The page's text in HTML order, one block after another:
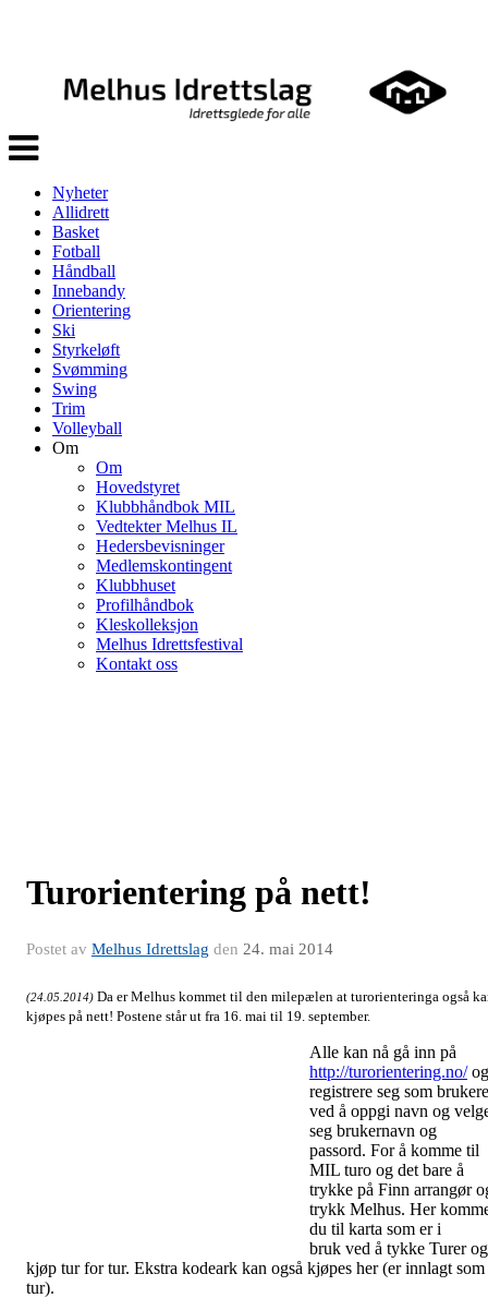
Veksle
navigasjon
Nyheter
Allidrett
Basket
Fotball
Håndball
Innebandy
Orientering
Ski
Styrkeløft
Svømming
Swing
Trim
Volleyball
Om
Om
Hovedstyret
Klubbhåndbok MIL
Vedtekter Melhus IL
Hedersbevisninger
Medlemskontingent
Klubbhuset
Profilhåndbok
Kleskolleksjon
Melhus Idrettsfestival
Kontakt oss
Turorientering på nett!
Postet av Melhus Idrettslag den 24. mai 2014
(24.05.2014) Da er Melhus kommet til den milepælen at turorienteringa også
kjøpes på nett! Postene står ut fra 16. mai til 19. september.
Alle kan nå gå inn på
http://turorientering.no/og
registrere seg som brukere
ved å oppgi navn og
seg brukernavn og
passord. For å komme til
MIL turo og det bare å
trykke på Finn arrangør
trykk Melhus. Her
du til karta som er i
bruk ved å tykke Turer og
kjøp tur for tur. Ekstra kodeark kan også kjøpes her (er innlagt som
tur).